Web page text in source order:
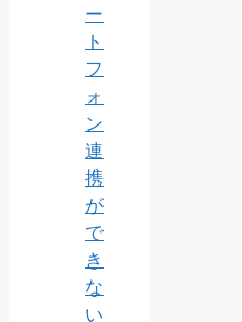
ー
ト
フ
ォ
ン
連
携
が
で
き
な
い